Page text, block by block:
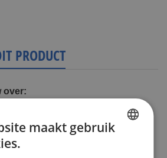
PRODUCT
over:
Edge Scheermesjes 5 Stuks
maakt gebruik